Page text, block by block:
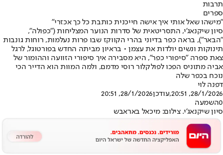
תרבות
ספרים
"מישהו שאל אותי איך אישה חייכנית כותבת כל כך אכזרי"
סיון שיקנאג'י, התסריטאית של סדרות הנוער המצליחות ("כפולה",
"הבאר"), בראה כפר בדיוני בהרי הקווקז שבו פרות נעלמות, רוחות גונבות
תינוקות ונשים יולדות את עצמן • בראיון מביתה החדש בפורטוגל, לרגל
צאת ספרה "סיפורי כפר", היא מסבירה איך סיפורי הזוועה וההומור של
אביה מתוניס הפכו לפולקלור רוסי מדמם, ולמה המוות הוא הדייר הכי
נוכח בכפר שלה
דפנה לוי
28/1/2026, 20:51
,עודכן28/1/2026, 20:51
0השמעה
סיון שיקנאג'י. צילום: מיכאל באראבש